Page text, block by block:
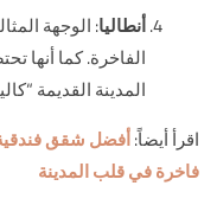
أنطاليا: الوجهة
الفاخرة. كما أنها
المدينة القديمة
اقرأ أيضاً:
فاخرة في قلب المدينة